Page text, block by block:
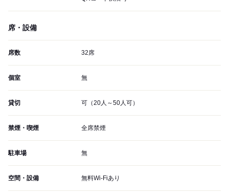
席・設備
席数 32席
個室 無
貸切 可（20人～50人可）
禁煙・喫煙 全席禁煙
駐車場 無
空間・設備 無料Wi-Fiあり